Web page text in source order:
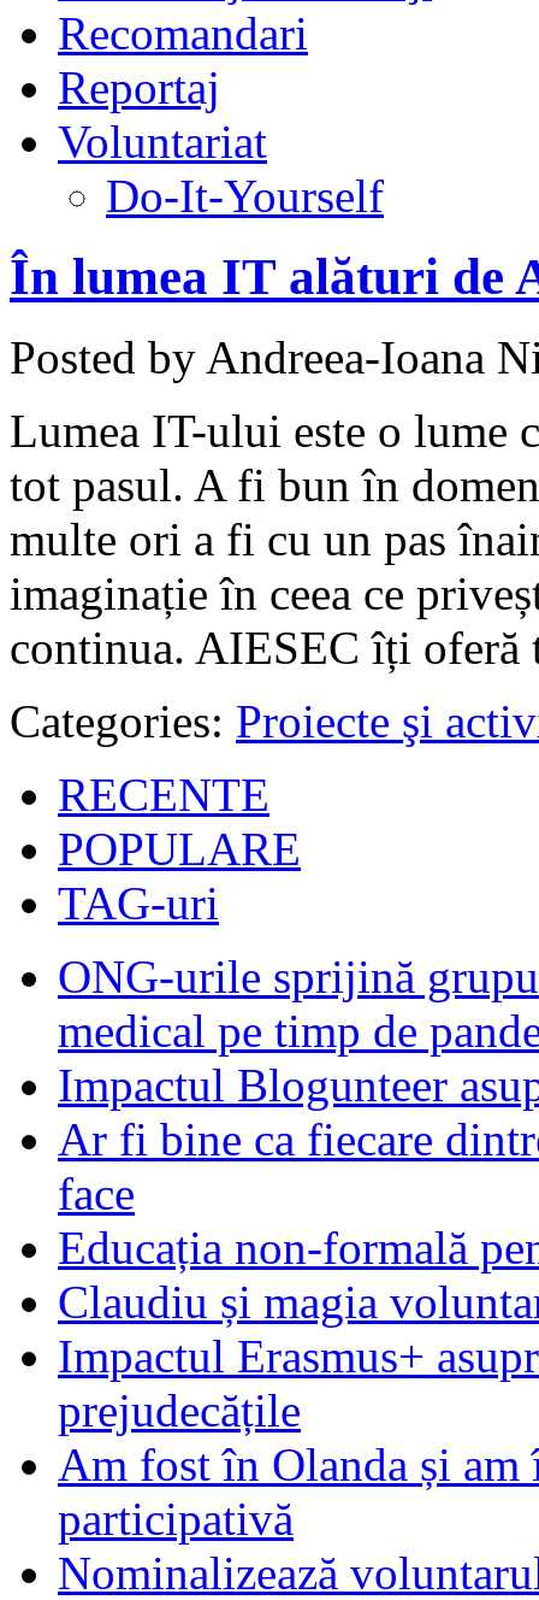
Recomandari
Reportaj
Voluntariat
Do-It-Yourself
În lumea IT alături de
Posted by Andreea-Ioana
Lumea IT-ului este o lume
tot pasul. A fi bun în
multe ori a fi cu un pas
imaginație în ceea ce
continua. AIESEC îți oferă
Categories: Proiecte şi
RECENTE
POPULARE
TAG-uri
ONG-urile sprijină
medical pe timp de
Impactul Blogunteer
Ar fi bine ca fiecare
face
Educația non-formală
Claudiu și magia
Impactul Erasmus+
prejudecățile
Am fost în Olanda și am
participativă
Nominalizează